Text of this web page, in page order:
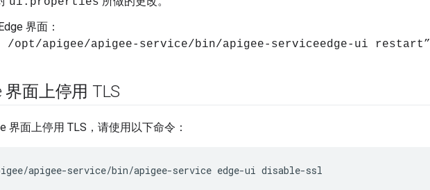
界面：
/opt/apigee/apigee-service/bin/apigee-serviceedge-ui restart”
界面上停用 TLS
界面上停用 TLS，请使用以下命令：
apigee-service/bin/apigee-service edge-ui disable-ssl